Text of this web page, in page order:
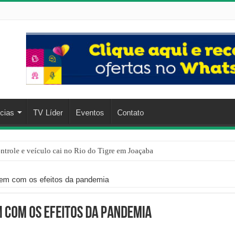
TV Líder Eventos Contato
e veículo cai no Rio do Tigre em Joaçaba
com os efeitos da pandemia
os efeitos da pandemia